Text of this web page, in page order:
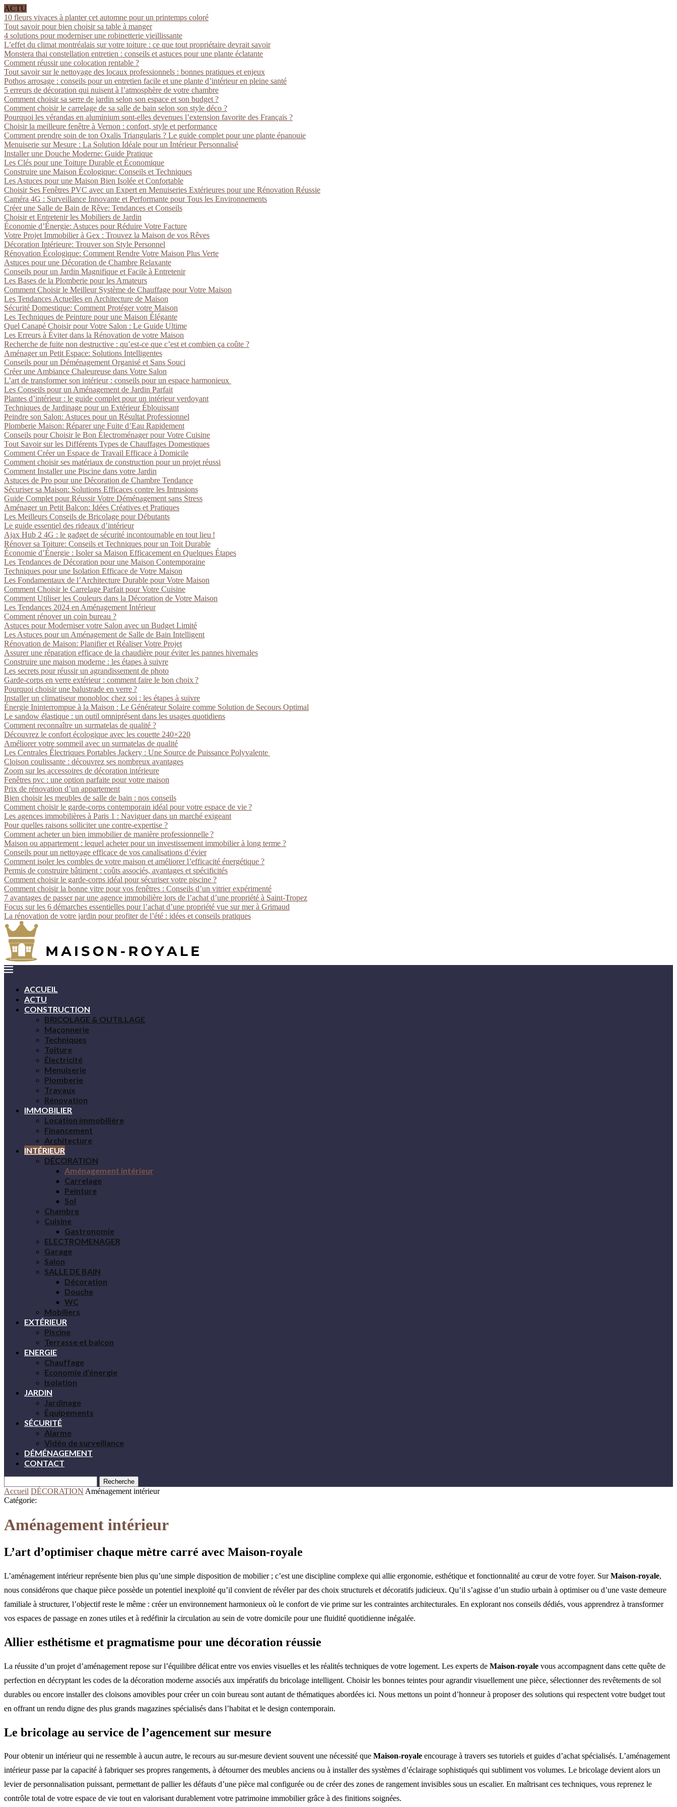
ACTU
10 fleurs vivaces à planter cet automne pour un printemps coloré
Tout savoir pour bien choisir sa table à manger
4 solutions pour moderniser une robinetterie vieillissante
L’effet du climat montréalais sur votre toiture : ce que tout propriétaire devrait savoir
Monstera thai constellation entretien : conseils et astuces pour une plante éclatante
Comment réussir une colocation rentable ?
Tout savoir sur le nettoyage des locaux professionnels : bonnes pratiques et enjeux
Pothos arrosage : conseils pour un entretien facile et une plante d’intérieur en pleine santé
5 erreurs de décoration qui nuisent à l’atmosphère de votre chambre
Comment choisir sa serre de jardin selon son espace et son budget ?
Comment choisir le carrelage de sa salle de bain selon son style déco ?
Pourquoi les vérandas en aluminium sont-elles devenues l’extension favorite des Français ?
Choisir la meilleure fenêtre à Vernon : confort, style et performance
Comment prendre soin de ton Oxalis Triangularis ? Le guide complet pour une plante épanouie
Menuiserie sur Mesure : La Solution Idéale pour un Intérieur Personnalisé
Installer une Douche Moderne: Guide Pratique
Les Clés pour une Toiture Durable et Économique
Construire une Maison Écologique: Conseils et Techniques
Les Astuces pour une Maison Bien Isolée et Confortable
Choisir Ses Fenêtres PVC avec un Expert en Menuiseries Extérieures pour une Rénovation Réussie
Caméra 4G : Surveillance Innovante et Performante pour Tous les Environnements
Créer une Salle de Bain de Rêve: Tendances et Conseils
Choisir et Entretenir les Mobiliers de Jardin
Économie d’Énergie: Astuces pour Réduire Votre Facture
Votre Projet Immobilier à Gex : Trouvez la Maison de vos Rêves
Décoration Intérieure: Trouver son Style Personnel
Rénovation Écologique: Comment Rendre Votre Maison Plus Verte
Astuces pour une Décoration de Chambre Relaxante
Conseils pour un Jardin Magnifique et Facile à Entretenir
Les Bases de la Plomberie pour les Amateurs
Comment Choisir le Meilleur Système de Chauffage pour Votre Maison
Les Tendances Actuelles en Architecture de Maison
Sécurité Domestique: Comment Protéger votre Maison
Les Techniques de Peinture pour une Maison Élégante
Quel Canapé Choisir pour Votre Salon : Le Guide Ultime
Les Erreurs à Éviter dans la Rénovation de votre Maison
Recherche de fuite non destructive : qu’est-ce que c’est et combien ça coûte ?
Aménager un Petit Espace: Solutions Intelligentes
Conseils pour un Déménagement Organisé et Sans Souci
Créer une Ambiance Chaleureuse dans Votre Salon
L’art de transformer son intérieur : conseils pour un espace harmonieux
Les Conseils pour un Aménagement de Jardin Parfait
Plantes d’intérieur : le guide complet pour un intérieur verdoyant
Techniques de Jardinage pour un Extérieur Éblouissant
Peindre son Salon: Astuces pour un Résultat Professionnel
Plomberie Maison: Réparer une Fuite d’Eau Rapidement
Conseils pour Choisir le Bon Électroménager pour Votre Cuisine
Tout Savoir sur les Différents Types de Chauffages Domestiques
Comment Créer un Espace de Travail Efficace à Domicile
Comment choisir ses matériaux de construction pour un projet réussi
Comment Installer une Piscine dans votre Jardin
Astuces de Pro pour une Décoration de Chambre Tendance
Sécuriser sa Maison: Solutions Efficaces contre les Intrusions
Guide Complet pour Réussir Votre Déménagement sans Stress
Aménager un Petit Balcon: Idées Créatives et Pratiques
Les Meilleurs Conseils de Bricolage pour Débutants
Le guide essentiel des rideaux d’intérieur
Ajax Hub 2 4G : le gadget de sécurité incontournable en tout lieu !
Rénover sa Toiture: Conseils et Techniques pour un Toit Durable
Économie d’Énergie : Isoler sa Maison Efficacement en Quelques Étapes
Les Tendances de Décoration pour une Maison Contemporaine
Techniques pour une Isolation Efficace de Votre Maison
Les Fondamentaux de l’Architecture Durable pour Votre Maison
Comment Choisir le Carrelage Parfait pour Votre Cuisine
Comment Utiliser les Couleurs dans la Décoration de Votre Maison
Les Tendances 2024 en Aménagement Intérieur
Comment rénover un coin bureau ?
Astuces pour Moderniser votre Salon avec un Budget Limité
Les Astuces pour un Aménagement de Salle de Bain Intelligent
Rénovation de Maison: Planifier et Réaliser Votre Projet
Assurer une réparation efficace de la chaudière pour éviter les pannes hivernales
Construire une maison moderne : les étapes à suivre
Les secrets pour réussir un agrandissement de photo
Garde-corps en verre extérieur : comment faire le bon choix ?
Pourquoi choisir une balustrade en verre ?
Installer un climatiseur monobloc chez soi : les étapes à suivre
Énergie Ininterrompue à la Maison : Le Générateur Solaire comme Solution de Secours Optimal
Le sandow élastique : un outil omniprésent dans les usages quotidiens
Comment reconnaître un surmatelas de qualité ?
Découvrez le confort écologique avec les couette 240×220
Améliorer votre sommeil avec un surmatelas de qualité
Les Centrales Électriques Portables Jackery : Une Source de Puissance Polyvalente
Cloison coulissante : découvrez ses nombreux avantages
Zoom sur les accessoires de décoration intérieure
Fenêtres pvc : une option parfaite pour votre maison
Prix de rénovation d’un appartement
Bien choisir les meubles de salle de bain : nos conseils
Comment choisir le garde-corps contemporain idéal pour votre espace de vie ?
Les agences immobilières à Paris 1 : Naviguer dans un marché exigeant
Pour quelles raisons solliciter une contre-expertise ?
Comment acheter un bien immobilier de manière professionnelle ?
Maison ou appartement : lequel acheter pour un investissement immobilier à long terme ?
Conseils pour un nettoyage efficace de vos canalisations d’évier
Comment isoler les combles de votre maison et améliorer l’efficacité énergétique ?
Permis de construire bâtiment : coûts associés, avantages et spécificités
Comment choisir le garde-corps idéal pour sécuriser votre piscine ?
Comment choisir la bonne vitre pour vos fenêtres : Conseils d’un vitrier expérimenté
7 avantages de passer par une agence immobilière lors de l’achat d’une propriété à Saint-Tropez
Focus sur les 6 démarches essentielles pour l’achat d’une propriété vue sur mer à Grimaud
La rénovation de votre jardin pour profiter de l’été : idées et conseils pratiques
ACCUEIL
ACTU
CONSTRUCTION
BRICOLAGE & OUTILLAGE
Maçonnerie
Techniques
Toiture
Électricité
Menuiserie
Plomberie
Travaux
Rénovation
IMMOBILIER
Location immobilière
Financement
Architecture
INTÉRIEUR
DÉCORATION
Aménagement intérieur
Carrelage
Peinture
Sol
Chambre
Cuisine
Gastronomie
ELECTROMENAGER
Garage
Salon
SALLE DE BAIN
Décoration
Douche
WC
Mobiliers
EXTÉRIEUR
Piscine
Terrasse et balcon
ENERGIE
Chauffage
Economie d’énergie
Isolation
JARDIN
Jardinage
Équipements
SÉCURITÉ
Alarme
Vidéo de surveillance
DÉMÉNAGEMENT
CONTACT
Recherche
Accueil DÉCORATION Aménagement intérieur
Catégorie:
Aménagement intérieur
L’art d’optimiser chaque mètre carré avec Maison-royale
L’aménagement intérieur représente bien plus qu’une simple disposition de mobilier ; c’est une discipline complexe qui allie ergonomie, esthétique et fonctionnalité au cœur de votre foyer. SurMaison-royale,
nous considérons que chaque pièce possède un potentiel inexploité qu’il convient de révéler par des choix structurels et décoratifs judicieux. Qu’il s’agisse d’un studio urbain à optimiser ou d’une vaste demeure
familiale à structurer, l’objectif reste le même : créer un environnement harmonieux où le confort de vie prime sur les contraintes architecturales. En explorant nos conseils dédiés, vous apprendrez à transformer
vos espaces de passage en zones utiles et à redéfinir la circulation au sein de votre domicile pour une fluidité quotidienne inégalée.
Allier esthétisme et pragmatisme pour une décoration réussie
La réussite d’un projet d’aménagement repose sur l’équilibre délicat entre vos envies visuelles et les réalités techniques de votre logement. Les experts de Maison-royale vous accompagnent dans cette quête de
perfection en décryptant les codes de la décoration moderne associés aux impératifs du bricolage intelligent. Choisir les bonnes teintes pour agrandir visuellement une pièce, sélectionner des revêtements de sol
durables ou encore installer des cloisons amovibles pour créer un coin bureau sont autant de thématiques abordées ici. Nous mettons un point d’honneur à proposer des solutions qui respectent votre budget tout
en offrant un rendu digne des plus grands magazines spécialisés dans l’habitat et le design contemporain.
Le bricolage au service de l’agencement sur mesure
Pour obtenir un intérieur qui ne ressemble à aucun autre, le recours au sur-mesure devient souvent une nécessité que Maison-royale encourage à travers ses tutoriels et guides d’achat spécialisés. L’aménagement
intérieur passe par la capacité à fabriquer ses propres rangements, à détourner des meubles anciens ou à installer des systèmes d’éclairage sophistiqués qui subliment vos volumes. Le bricolage devient alors un
levier de personnalisation puissant, permettant de pallier les défauts d’une pièce mal configurée ou de créer des zones de rangement invisibles sous un escalier. En maîtrisant ces techniques, vous reprenez le
contrôle total de votre espace de vie tout en valorisant durablement votre patrimoine immobilier grâce à des finitions soignées.